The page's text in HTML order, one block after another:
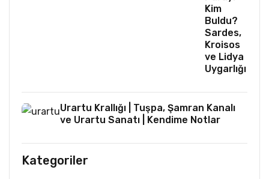
Kim
Buldu?
Sardes,
Kroisos
ve Lidya
Uygarlığı
Urartu Krallığı | Tuşpa, Şamran Kanalı
ve Urartu Sanatı | Kendime Notlar
Kategoriler